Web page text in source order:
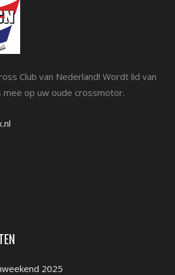
Club van Nederland! Wordt lid van
mee op uw oude crossmotor.
2025